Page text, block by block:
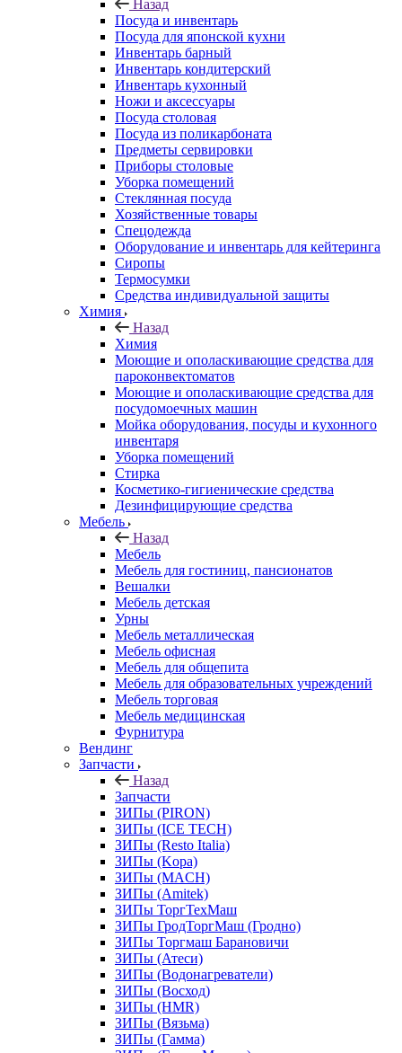
Назад
Посуда и инвентарь
Посуда для японской кухни
Инвентарь барный
Инвентарь кондитерский
Инвентарь кухонный
Ножи и аксессуары
Посуда столовая
Посуда из поликарбоната
Предметы сервировки
Приборы столовые
Уборка помещений
Стеклянная посуда
Хозяйственные товары
Спецодежда
Оборудование и инвентарь для кейтеринга
Сиропы
Термосумки
Средства индивидуальной защиты
Химия
Назад
Химия
Моющие и ополаскивающие средства для
пароконвектоматов
Моющие и ополаскивающие средства для
посудомоечных машин
Мойка оборудования, посуды и кухонного
инвентаря
Уборка помещений
Стирка
Косметико-гигиенические средства
Дезинфицирующие средства
Мебель
Назад
Мебель
Мебель для гостиниц, пансионатов
Вешалки
Мебель детская
Урны
Мебель металлическая
Мебель офисная
Мебель для общепита
Мебель для образовательных учреждений
Мебель торговая
Мебель медицинская
Фурнитура
Вендинг
Запчасти
Назад
Запчасти
ЗИПы (PIRON)
ЗИПы (ICE TECH)
ЗИПы (Resto Italia)
ЗИПы (Kopa)
ЗИПы (MACH)
ЗИПы (Amitek)
ЗИПы ТоргТехМаш
ЗИПы ГродТоргМаш (Гродно)
ЗИПы Торгмаш Барановичи
ЗИПы (Атеси)
ЗИПы (Водонагреватели)
ЗИПы (Восход)
ЗИПы (HMR)
ЗИПы (Вязьма)
ЗИПы (Гамма)